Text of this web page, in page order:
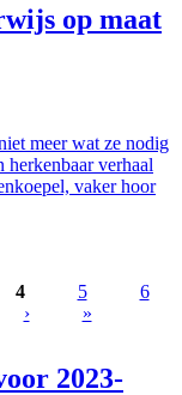
op maat
meer wat ze nodig
herkenbaar verhaal
vaker hoor
4 5
6
› »
2023-